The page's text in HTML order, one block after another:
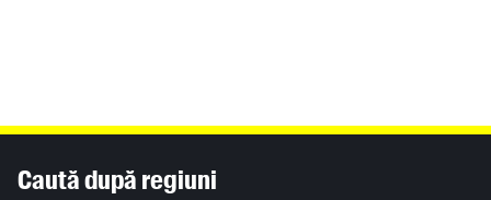
Caută după regiuni